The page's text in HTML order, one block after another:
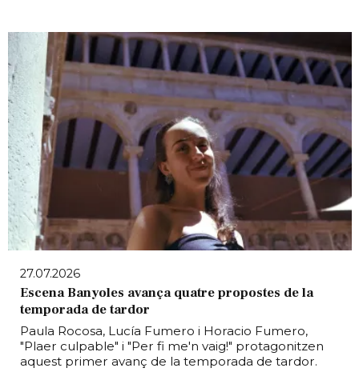
27.07.2026
Escena Banyoles avança quatre propostes de la
temporada de tardor
Paula Rocosa, Lucía Fumero i Horacio Fumero,
"Plaer culpable" i "Per fi me'n vaig!" protagonitzen
aquest primer avanç de la temporada de tardor.